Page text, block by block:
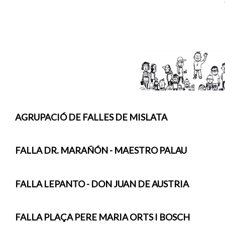
AGRUPACIÓ DE FALLES DE MISLATA
FALLA DR. MARAÑÓN - MAESTRO PALAU
FALLA LEPANTO - DON JUAN DE AUSTRIA
FALLA PLAÇA PERE MARIA ORTS I BOSCH